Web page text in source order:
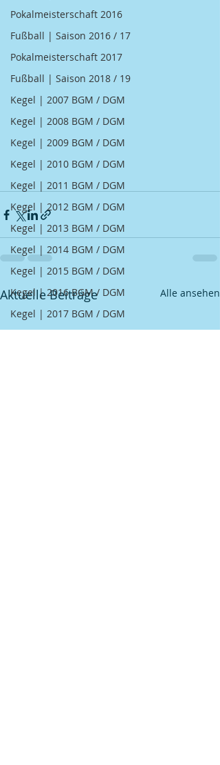
Pokalmeisterschaft 2016
Fußball | Saison 2016 / 17
Pokalmeisterschaft 2017
Fußball | Saison 2018 / 19
Kegel | 2007 BGM / DGM
Kegel | 2008 BGM / DGM
Kegel | 2009 BGM / DGM
Kegel | 2010 BGM / DGM
Kegel | 2011 BGM / DGM
Kegel | 2012 BGM / DGM
Kegel | 2013 BGM / DGM
Kegel | 2014 BGM / DGM
Kegel | 2015 BGM / DGM
Kegel | 2016 BGM / DGM
Kegel | 2017 BGM / DGM
Aktuelle Beiträge Alle ansehen